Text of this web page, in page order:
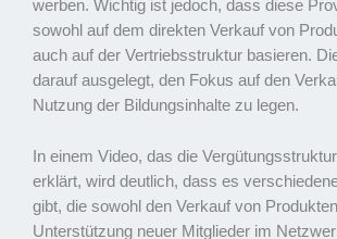
werben. Wichtig ist jedoch, dass diese
sowohl auf dem direkten Verkauf von
auch auf der Vertriebsstruktur basieren.
darauf ausgelegt, den Fokus auf den
Nutzung der Bildungsinhalte zu legen.
In einem Video, das die
erklärt, wird deutlich, dass es
gibt, die sowohl den Verkauf von
Unterstützung neuer Mitglieder im